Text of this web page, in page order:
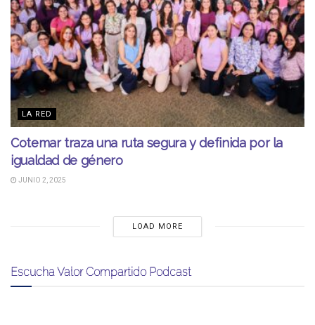
LA RED
Cotemar traza una ruta segura y definida por la
igualdad de género
JUNIO 2, 2025
LOAD MORE
Escucha Valor Compartido Podcast